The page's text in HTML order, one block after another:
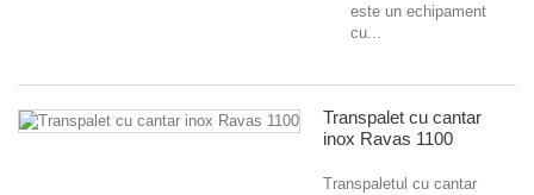
este un echipament
cu...
Transpalet cu cantar
inox Ravas 1100
Transpaletul cu cantar